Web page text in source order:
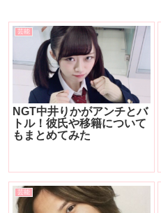
芸能
NGT中井りかがアンチとバ
トル！彼氏や移籍について
もまとめてみた
芸能